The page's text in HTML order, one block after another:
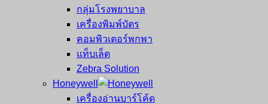
กลุ่มโรงพยาบาล
เครื่องพิมพ์บัตร
คอมพิวเตอร์พกพา
แท็บเล็ต
Zebra Solution
Honeywell
เครื่องอ่านบาร์โค้ด